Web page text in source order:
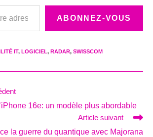
ABONNEZ-VOUS
IT, LOGICIEL, RADAR, SWISSCOM
16e: un modèle plus abordable
Article suivant
la guerre du quantique avec Majorana